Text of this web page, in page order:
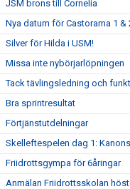
JSM brons till Cornelia
Nya datum för Castorama 1 &
Silver för Hilda i USM!
Missa inte nybörjarlöpningen
Tack tävlingsledning och
Bra sprintresultat
Förtjänstutdelningar
Skelleftespelen dag 1:
Friidrottsgympa för 6åringar
Anmälan Friidrottsskolan